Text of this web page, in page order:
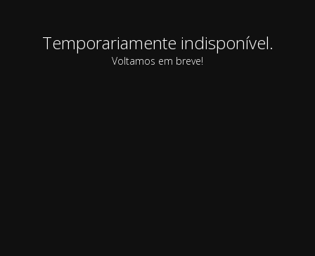
Temporariamente indisponível.
Voltamos em breve!